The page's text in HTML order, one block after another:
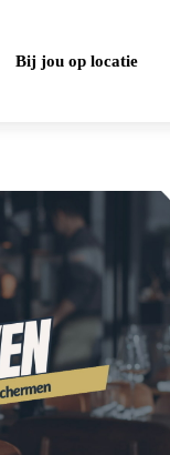
Bij jou op locatie